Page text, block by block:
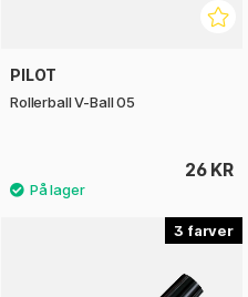
PILOT
Rollerball V-Ball 05
26 KR
3